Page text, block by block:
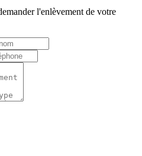
l'enlèvement de votre